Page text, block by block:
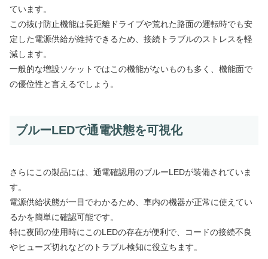
ています。
この抜け防止機能は長距離ドライブや荒れた路面の運転時でも安
定した電源供給が維持できるため、接続トラブルのストレスを軽
減します。
一般的な増設ソケットではこの機能がないものも多く、機能面で
の優位性と言えるでしょう。
ブルーLEDで通電状態を可視化
さらにこの製品には、通電確認用のブルーLEDが装備されていま
す。
電源供給状態が一目でわかるため、車内の機器が正常に使えてい
るかを簡単に確認可能です。
特に夜間の使用時にこのLEDの存在が便利で、コードの接続不良
やヒューズ切れなどのトラブル検知に役立ちます。